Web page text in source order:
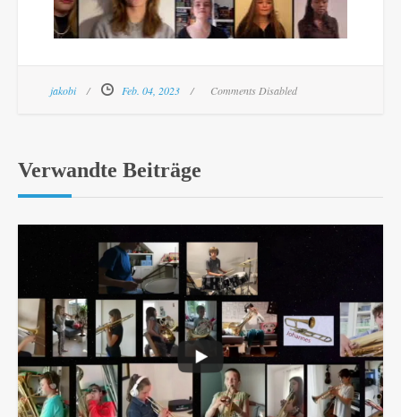
jakobi Feb. 04, 2023 Comments Disabled
Verwandte Beiträge